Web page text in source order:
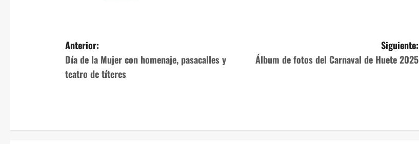
N
a
g
Anterior:
Día de la Mujer con homenaje, pasacalles y
teatro de títeres
Siguiente:
Álbum de fotos del Carnaval de Huete 2025